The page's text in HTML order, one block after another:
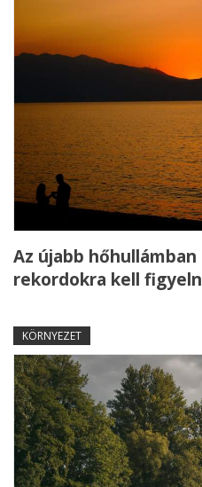
Az újabb
rekordokra kell
KÖRNYEZET